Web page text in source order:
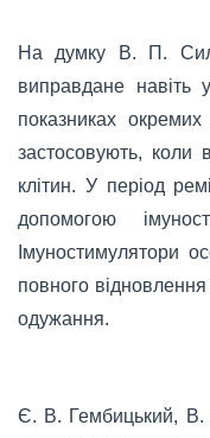
На думку В. П.
виправдане навіть
показниках
застосовують, коли
клітин. У період
допомогою
Імуностимулятори
повного
одужання.
Є. В. Гембицький, В.